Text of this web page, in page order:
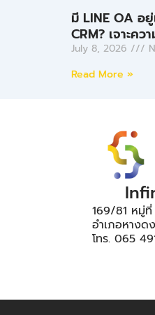
มี LINE OA อ
CRM? เจาะค
July 8, 2026
Read More »
169/81 หมู่
อำเภอหางด
โทร. 065